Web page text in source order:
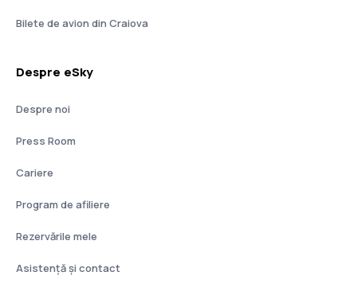
Bilete de avion din Craiova
Despre eSky
Despre noi
Press Room
Cariere
Program de afiliere
Rezervările mele
Asistenţă şi contact